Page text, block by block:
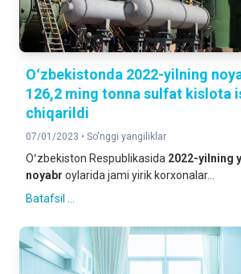
Oʻzbekistonda 2022-yilning
126,2 ming tonna sulfat kislota
chiqarildi
07/01/2023 • So'nggi yangiliklar
Oʻzbekiston Respublikasida 2022-yilning
noyabr oylarida jami yirik korxonalar...
Batafsil ...